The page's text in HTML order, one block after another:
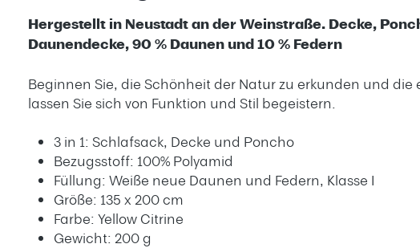
Hergestellt in Neustadt an der Weinstraße. Decke,
Daunendecke, 90 % Daunen und 10 % Federn
Beginnen Sie, die Schönheit der Natur zu erkunden und
lassen Sie sich von Funktion und Stil begeistern.
3 in 1: Schlafsack, Decke und Poncho
Bezugsstoff: 100% Polyamid
Füllung: Weiße neue Daunen und Federn, Klasse I
Größe: 135 x 200 cm
Farbe: Yellow Citrine
Gewicht: 200 g